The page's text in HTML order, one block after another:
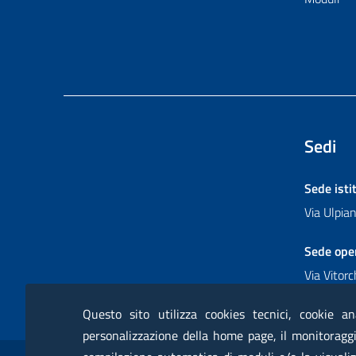
Sedi
Sede
Via
Sede
Via
Questo sito utilizza cookies tecnici, cookie
personalizzazione della home page, il